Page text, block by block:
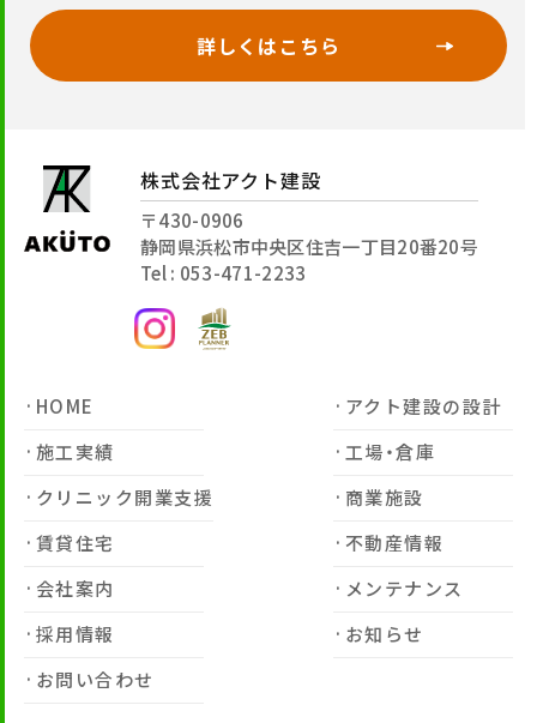
詳しくはこちら
株式会社アクト建設
〒430-0906
静岡県浜松市中央区住吉一丁目20番20号
Tel : 053-471-2233
HOME
アクト建設の設計
施工実績
工場・倉庫
クリニック開業支援
商業施設
賃貸住宅
不動産情報
会社案内
メンテナンス
採用情報
お知らせ
お問い合わせ